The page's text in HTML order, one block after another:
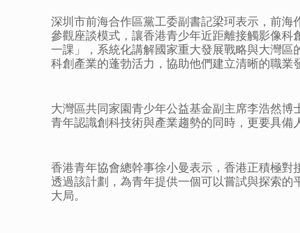
深圳市前海合作區黨工委副書記梁珂表示，前
參觀座談模式，讓香港青少年近距離接觸影像
一課」，系統化講解國家重大發展戰略與大灣
科創產業的蓬勃活力，協助他們建立清晰的職業
大灣區共同家園青少年公益基金副主席李浩然
青年認識創科技術與產業趨勢的同時，更要具備
香港青年協會總幹事徐小曼表示，香港正積極
透過該計劃，為青年提供一個可以嘗試與探索
大局。